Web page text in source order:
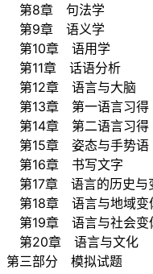
第8章 句法学
第9章 语义学
第10章 语用学
第11章 话语分析
第12章 语言与大脑
第13章 第一语言习得
第14章 第二语言习得
第15章 姿态与手势语
第16章 书写文字
第17章 语言的历史与
第18章 语言与地域变
第19章 语言与社会变
第20章 语言与文化
第三部分 模拟试题